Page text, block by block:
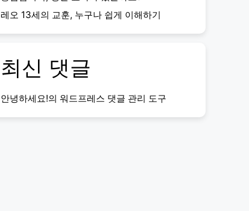
레오 13세의 교훈, 누구나 쉽게 이해하기
최신 댓글
안녕하세요!의 워드프레스 댓글 관리 도구